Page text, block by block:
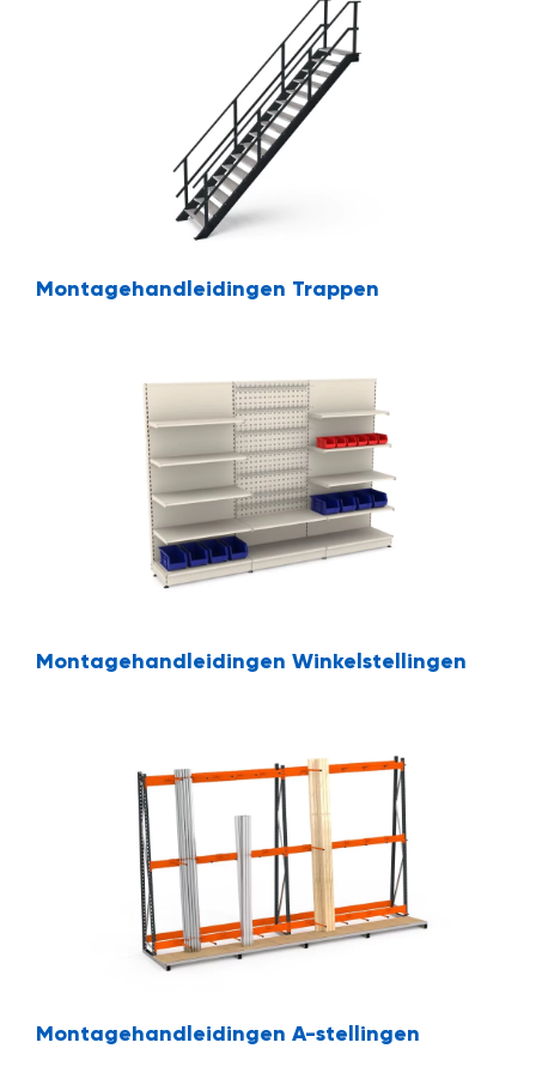
Montagehandleidingen Trappen
Montagehandleidingen Winkelstellingen
Montagehandleidingen A-stellingen